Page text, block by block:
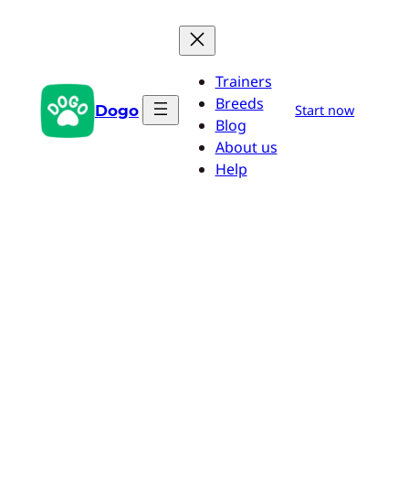
Dogo
Trainers
Breeds
Blog
About us
Help
Start now